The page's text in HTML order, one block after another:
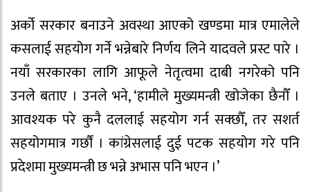
अर्को सरकार बनाउने अवस्था आएको खण्डमा मात्र एमालेले
कसलाई सहयोग गर्ने भन्नेबारे निर्णय लिने यादवले प्रस्ट पारे ।
नयाँ सरकारका लागि आफूले नेतृत्वमा दाबी नगरेको पनि
उनले बताए । उनले भने, ‘हामीले मुख्यमन्त्री खोजेका छैनौँ ।
आवश्यक परे कुनै दललाई सहयोग गर्न सक्छौँ, तर सशर्त
सहयोगमात्र गर्छौं । कांग्रेसलाई दुई पटक सहयोग गरे पनि
प्रदेशमा मुख्यमन्त्री छ भन्ने अभास पनि भएन ।’